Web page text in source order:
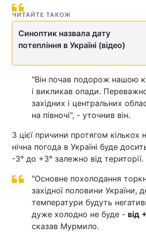
ЧИТАЙТЕ ТАКОЖ
Синоптик назвала дату
потепління в Україні (відео)
"Він почав подорож нашою
і викликав опади.
західних і центральних
на півночі", - уточнив він.
З цієї причини протягом кількох
нічна погода в Україні буде
-3° до +3° залежно від території.
"Основне похолодання
західної половини України,
температури будуть
дуже холодно не буде - від
сказав Мурмило.